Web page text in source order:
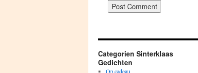
Categorien Sinterklaas
Gedichten
Op cadeau